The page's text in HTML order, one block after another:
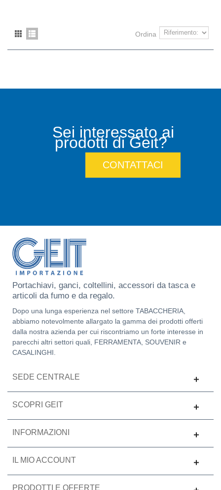
Ordina
Sei interessato ai
prodotti di Geit?
CONTATTACI
Portachiavi, ganci, coltellini, accessori da tasca e
articoli da fumo e da regalo.
Dopo una lunga esperienza nel settore TABACCHERIA,
abbiamo notevolmente allargato la gamma dei prodotti offerti
dalla nostra azienda per cui riscontriamo un forte interesse in
parecchi altri settori quali, FERRAMENTA, SOUVENIR e
CASALINGHI.
SEDE CENTRALE
SCOPRI GEIT
INFORMAZIONI
IL MIO ACCOUNT
PRODOTTI E OFFERTE